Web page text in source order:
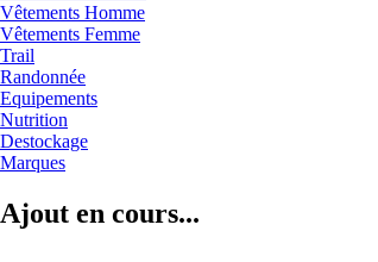
Vêtements Homme
Vêtements Femme
Trail
Randonnée
Equipements
Nutrition
Destockage
Marques
Ajout en cours...